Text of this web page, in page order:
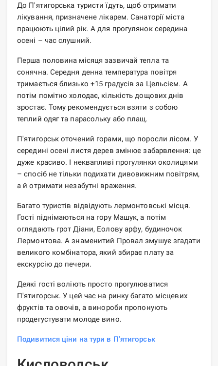
До П'ятигорська туристи їдуть, щоб отримати
лікування, призначене лікарем. Санаторії міста
працюють цілий рік. А для прогулянок середина
осені – час слушний.
Перша половина місяця зазвичай тепла та
сонячна. Середня денна температура повітря
тримається близько +15 градусів за Цельсієм. А
потім помітно холодає, кількість дощових днів
зростає. Тому рекомендується взяти з собою
теплий одяг та парасольку або плащ.
П'ятигорськ оточений горами, що поросли лісом. У
середині осені листя дерев змінює забарвлення: це
дуже красиво. І неквапливі прогулянки околицями
– спосіб не тільки подихати дивовижним повітрям,
а й отримати незабутні враження.
Багато туристів відвідують лермонтовські місця.
Гості піднімаються на гору Машук, а потім
оглядають грот Діани, Еолову арфу, будиночок
Лермонтова. А знаменитий Провал змушує згадати
великого комбінатора, який збирає плату за
екскурсію до печери.
Деякі гості воліють просто прогулюватися
П'ятигорськ. У цей час на ринку багато місцевих
фруктів та овочів, а винороби пропонують
продегустувати молоде вино.
Подивитися ціни на тури в П'ятигорськ